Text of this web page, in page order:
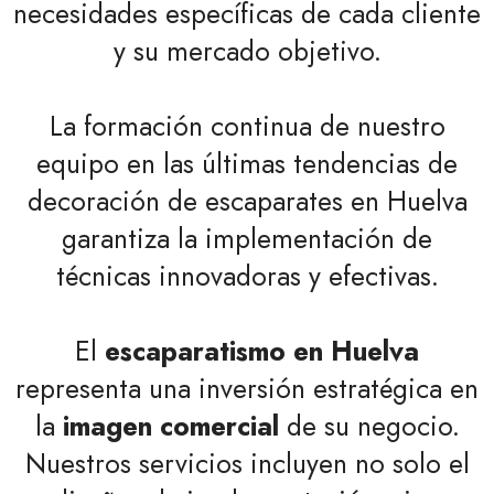
necesidades específicas de cada cliente
y su mercado objetivo.
La formación continua de nuestro
equipo en las últimas tendencias de
decoración de escaparates en Huelva
garantiza la implementación de
técnicas innovadoras y efectivas.
El escaparatismo en Huelva
representa una inversión estratégica en
la imagen comercial de su negocio.
Nuestros servicios incluyen no solo el